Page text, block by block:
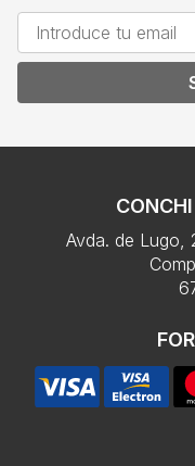
Avda. de Lugo,